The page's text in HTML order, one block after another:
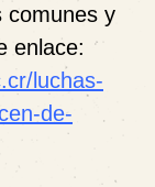
comunes y
enlace:
luchas-
de-